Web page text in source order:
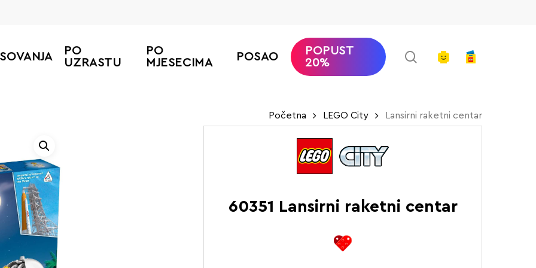
PO
UZRASTU
PO
MJESECIMA
POSAO
POPUST
20%
searchaccount
Početna LEGO City Lansirni raketni centar
60351 Lansirni raketni centar